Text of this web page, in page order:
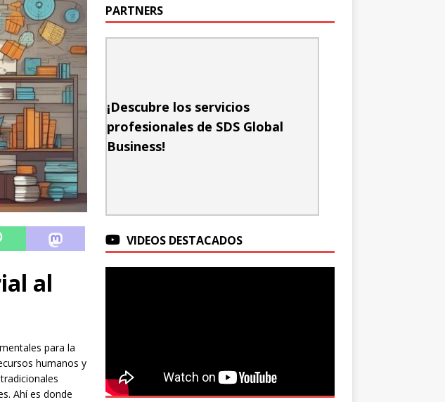
al
para la
humanos y
Ahí es donde
PARTNERS
¡Descubre los servicios
profesionales de SDS Global
Business!
VIDEOS DESTACADOS